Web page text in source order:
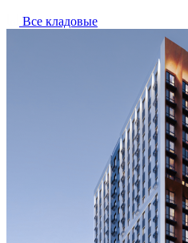
Все кладовые